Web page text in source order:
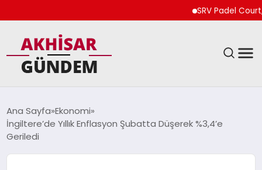
SRV Padel Court,
DÜNYA
Ana Sayfa Ekonomi
İngiltere’de Yıllık Enflasyon Şubatta Düşerek %3,4’e
Geriledi